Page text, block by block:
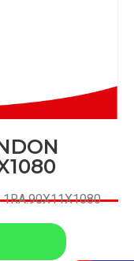
1RA.90X11X1080